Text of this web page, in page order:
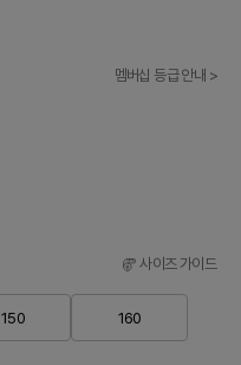
멤버십 등급 안내 >
사이즈 가이드
150 160